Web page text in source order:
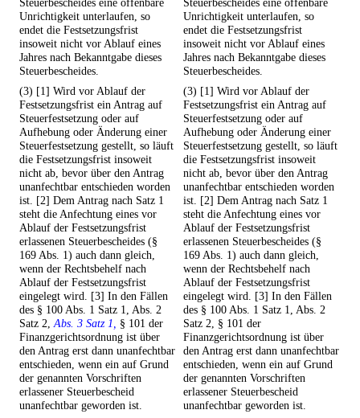
Steuerbescheides eine offenbare
Unrichtigkeit unterlaufen, so
endet die Festsetzungsfrist
insoweit nicht vor Ablauf eines
Jahres nach Bekanntgabe dieses
Steuerbescheides.
Steuerbescheides eine offenbare
Unrichtigkeit unterlaufen, so
endet die Festsetzungsfrist
insoweit nicht vor Ablauf eines
Jahres nach Bekanntgabe dieses
Steuerbescheides.
(3) [1] Wird vor Ablauf der
Festsetzungsfrist ein Antrag auf
Steuerfestsetzung oder auf
Aufhebung oder Änderung einer
Steuerfestsetzung gestellt, so läuft
die Festsetzungsfrist insoweit
nicht ab, bevor über den Antrag
unanfechtbar entschieden worden
ist. [2] Dem Antrag nach Satz 1
steht die Anfechtung eines vor
Ablauf der Festsetzungsfrist
erlassenen Steuerbescheides (§
169 Abs. 1) auch dann gleich,
wenn der Rechtsbehelf nach
Ablauf der Festsetzungsfrist
eingelegt wird. [3] In den Fällen
des § 100 Abs. 1 Satz 1, Abs. 2
Satz 2,Abs. 3 Satz 1, § 101 der
Finanzgerichtsordnung ist über
den Antrag erst dann unanfechtbar
entschieden, wenn ein auf Grund
der genannten Vorschriften
erlassener Steuerbescheid
unanfechtbar geworden ist.
(3) [1] Wird vor Ablauf der
Festsetzungsfrist ein Antrag auf
Steuerfestsetzung oder auf
Aufhebung oder Änderung einer
Steuerfestsetzung gestellt, so läuft
die Festsetzungsfrist insoweit
nicht ab, bevor über den Antrag
unanfechtbar entschieden worden
ist. [2] Dem Antrag nach Satz 1
steht die Anfechtung eines vor
Ablauf der Festsetzungsfrist
erlassenen Steuerbescheides (§
169 Abs. 1) auch dann gleich,
wenn der Rechtsbehelf nach
Ablauf der Festsetzungsfrist
eingelegt wird. [3] In den Fällen
des § 100 Abs. 1 Satz 1, Abs. 2
Satz 2, § 101 der
Finanzgerichtsordnung ist über
den Antrag erst dann unanfechtbar
entschieden, wenn ein auf Grund
der genannten Vorschriften
erlassener Steuerbescheid
unanfechtbar geworden ist.